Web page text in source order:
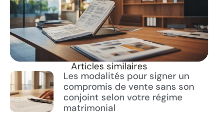
Articles similaires
Les modalités pour signer un
compromis de vente sans son
conjoint selon votre régime
matrimonial